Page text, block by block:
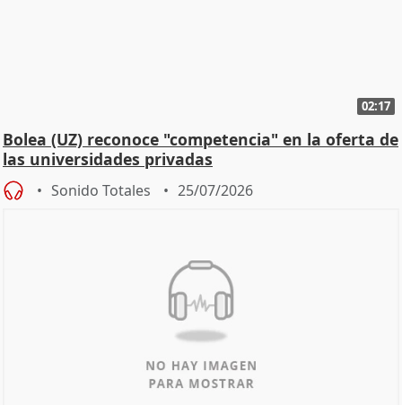
02:17
Bolea (UZ) reconoce "competencia" en la oferta de
las universidades privadas
Sonido Totales 25/07/2026